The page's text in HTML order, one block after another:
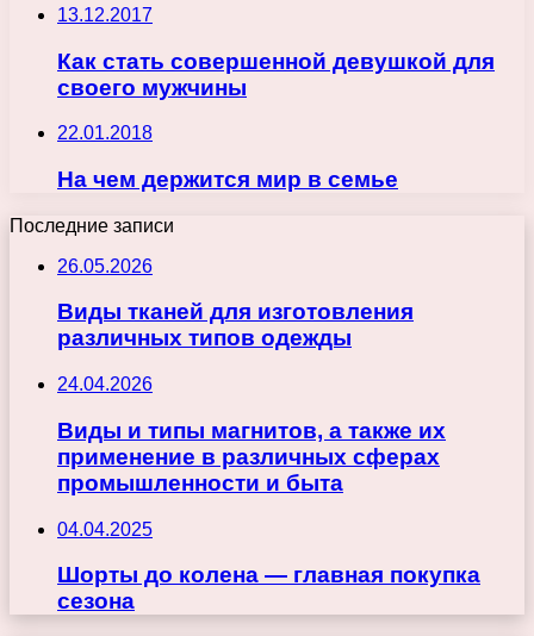
13.12.2017
Как стать совершенной девушкой для
своего мужчины
22.01.2018
На чем держится мир в семье
Последние записи
26.05.2026
Виды тканей для изготовления
различных типов одежды
24.04.2026
Виды и типы магнитов, а также их
применение в различных сферах
промышленности и быта
04.04.2025
Шорты до колена — главная покупка
сезона